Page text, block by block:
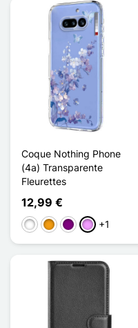
Coque Nothing Phone
(4a) Transparente
Fleurettes
12,99 €
BrancoLaranjaPúrpuraVioleta ligeira
+1